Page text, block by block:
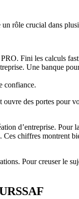
rôle crucial dans
Fini les calculs
Une banque
confiance.
des portes pour
d’entreprise. Pour
chiffres montrent
Pour creuser le